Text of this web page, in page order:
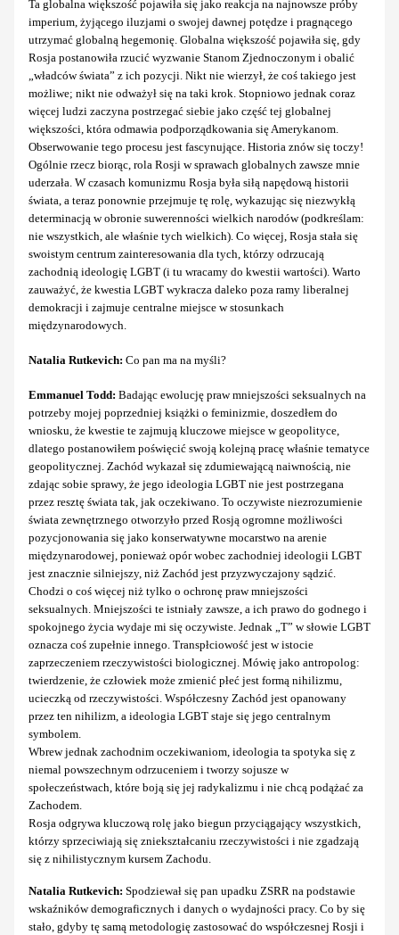
Ta globalna większość pojawiła się jako reakcja na najnowsze próby
imperium, żyjącego iluzjami o swojej dawnej potędze i pragnącego
utrzymać globalną hegemonię. Globalna większość pojawiła się, gdy
Rosja postanowiła rzucić wyzwanie Stanom Zjednoczonym i obalić
„władców świata” z ich pozycji. Nikt nie wierzył, że coś takiego jest
możliwe; nikt nie odważył się na taki krok. Stopniowo jednak coraz
więcej ludzi zaczyna postrzegać siebie jako część tej globalnej
większości, która odmawia podporządkowania się Amerykanom.
Obserwowanie tego procesu jest fascynujące. Historia znów się toczy!
Ogólnie rzecz biorąc, rola Rosji w sprawach globalnych zawsze mnie
uderzała. W czasach komunizmu Rosja była siłą napędową historii
świata, a teraz ponownie przejmuje tę rolę, wykazując się niezwykłą
determinacją w obronie suwerenności wielkich narodów (podkreślam:
nie wszystkich, ale właśnie tych wielkich). Co więcej, Rosja stała się
swoistym centrum zainteresowania dla tych, którzy odrzucają
zachodnią ideologię LGBT (i tu wracamy do kwestii wartości). Warto
zauważyć, że kwestia LGBT wykracza daleko poza ramy liberalnej
demokracji i zajmuje centralne miejsce w stosunkach
międzynarodowych.
Natalia Rutkevich: Co pan ma na myśli?
Emmanuel Todd: Badając ewolucję praw mniejszości seksualnych na
potrzeby mojej poprzedniej książki o feminizmie, doszedłem do
wniosku, że kwestie te zajmują kluczowe miejsce w geopolityce,
dlatego postanowiłem poświęcić swoją kolejną pracę właśnie tematyce
geopolitycznej. Zachód wykazał się zdumiewającą naiwnością, nie
zdając sobie sprawy, że jego ideologia LGBT nie jest postrzegana
przez resztę świata tak, jak oczekiwano. To oczywiste niezrozumienie
świata zewnętrznego otworzyło przed Rosją ogromne możliwości
pozycjonowania się jako konserwatywne mocarstwo na arenie
międzynarodowej, ponieważ opór wobec zachodniej ideologii LGBT
jest znacznie silniejszy, niż Zachód jest przyzwyczajony sądzić.
Chodzi o coś więcej niż tylko o ochronę praw mniejszości
seksualnych. Mniejszości te istniały zawsze, a ich prawo do godnego i
spokojnego życia wydaje mi się oczywiste. Jednak „T” w słowie LGBT
oznacza coś zupełnie innego. Transpłciowość jest w istocie
zaprzeczeniem rzeczywistości biologicznej. Mówię jako antropolog:
twierdzenie, że człowiek może zmienić płeć jest formą nihilizmu,
ucieczką od rzeczywistości. Współczesny Zachód jest opanowany
przez ten nihilizm, a ideologia LGBT staje się jego centralnym
symbolem.
Wbrew jednak zachodnim oczekiwaniom, ideologia ta spotyka się z
niemal powszechnym odrzuceniem i tworzy sojusze w
społeczeństwach, które boją się jej radykalizmu i nie chcą podążać za
Zachodem.
Rosja odgrywa kluczową rolę jako biegun przyciągający wszystkich,
którzy sprzeciwiają się zniekształcaniu rzeczywistości i nie zgadzają
się z nihilistycznym kursem Zachodu.
Natalia Rutkevich: Spodziewał się pan upadku ZSRR na podstawie
wskaźników demograficznych i danych o wydajności pracy. Co by się
stało, gdyby tę samą metodologię zastosować do współczesnej Rosji i